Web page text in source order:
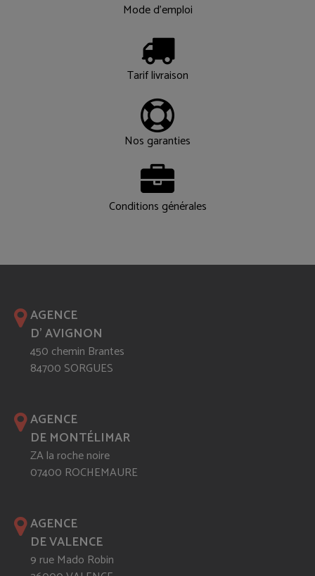
Mode d'emploi
Tarif livraison
Nos garanties
Conditions générales
AGENCE
D' AVIGNON
450 chemin Brantes
84700 SORGUES
AGENCE
DE MONTÉLIMAR
ZA la roche noire
07400 ROCHEMAURE
AGENCE
DE VALENCE
9 rue Mado Robin